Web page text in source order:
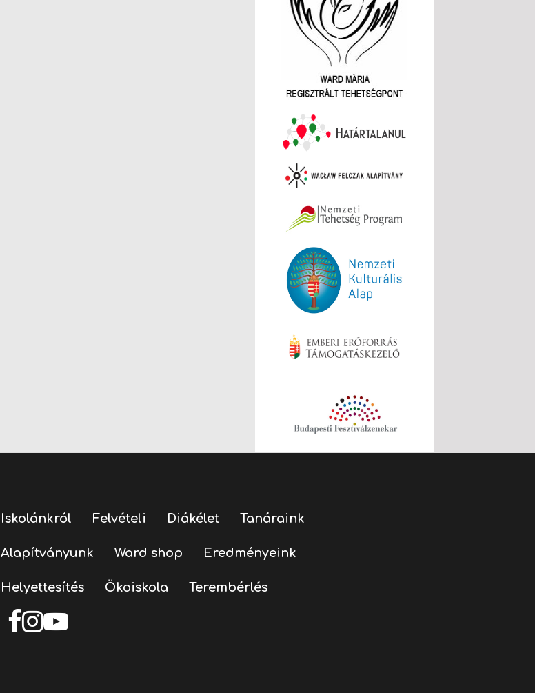
Iskolánkról Felvételi Diákélet Tanáraink
Alapítványunk Ward shop Eredményeink
Helyettesítés Ökoiskola Terembérlés